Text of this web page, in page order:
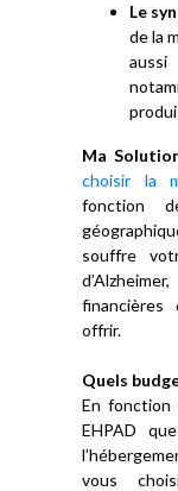
Le
de la
Ma
choisir la
fonction
souffre
financières
offrir.
Quels
En fonction
EHPAD
vous